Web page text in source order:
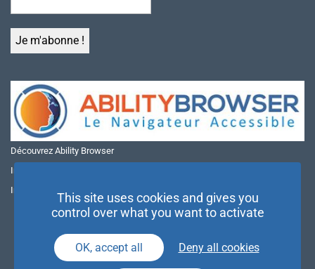
Découvrez Ability Browser
Installer Ability Browser sur Windows
Installer Ability Browser sur Mac
This site uses cookies and gives you
control over what you want to activate
OK, accept all Deny all cookies